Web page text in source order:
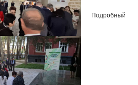
Подробный